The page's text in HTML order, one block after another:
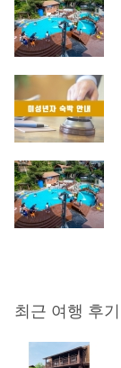
최근 여행 후기